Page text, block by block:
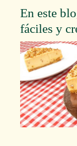
En este
fáciles y